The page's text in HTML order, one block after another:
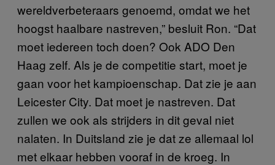
wereldverbeteraars genoemd, omdat we het
hoogst haalbare nastreven,” besluit Ron. “Dat
moet iedereen toch doen? Ook ADO Den
Haag zelf. Als je de competitie start, moet je
gaan voor het kampioenschap. Dat zie je aan
Leicester City. Dat moet je nastreven. Dat
zullen we ook als strijders in dit geval niet
nalaten. In Duitsland zie je dat ze allemaal lol
met elkaar hebben vooraf in de kroeg. In